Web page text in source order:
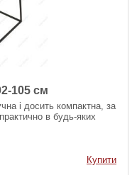
105 см
і досить компактна, за
в будь-яких
Купити